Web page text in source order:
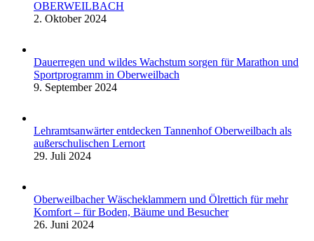
OBERWEILBACH
2. Oktober 2024
Dauerregen und wildes Wachstum sorgen für Marathon und
Sportprogramm in Oberweilbach
9. September 2024
Lehramtsanwärter entdecken Tannenhof Oberweilbach als
außerschulischen Lernort
29. Juli 2024
Oberweilbacher Wäscheklammern und Ölrettich für mehr
Komfort – für Boden, Bäume und Besucher
26. Juni 2024